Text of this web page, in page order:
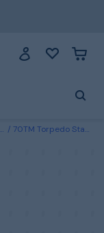
70TM Torpedo Stabila Vattenpass 22 cm, med magnet